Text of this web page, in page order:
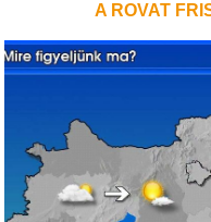
A ROVAT